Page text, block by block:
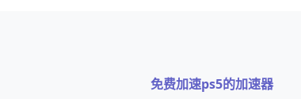
免费加速ps5的加速器